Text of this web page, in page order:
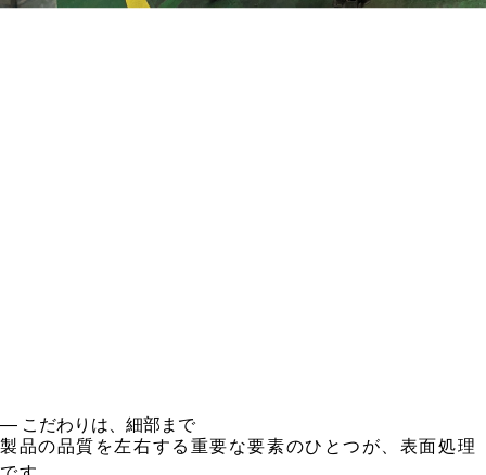
― こだわりは、細部まで
製品の品質を左右する重要な要素のひとつが、表面処理